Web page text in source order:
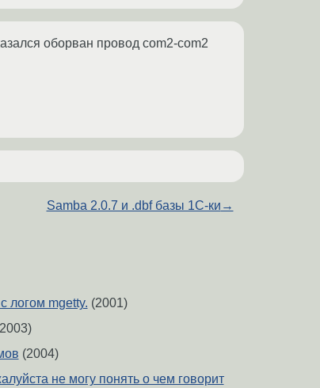
оборван провод com2-com2
Samba 2.0.7 и .dbf базы 1C-ки →
логом mgetty. (2001)
(2004)
не могу понять о чем говорит